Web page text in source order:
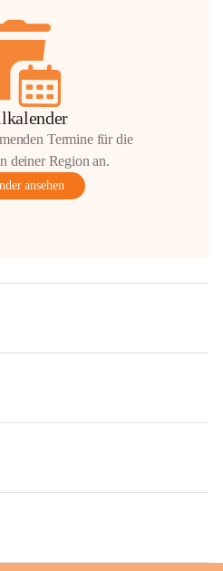
Termine für die
deiner Region an.
ansehen